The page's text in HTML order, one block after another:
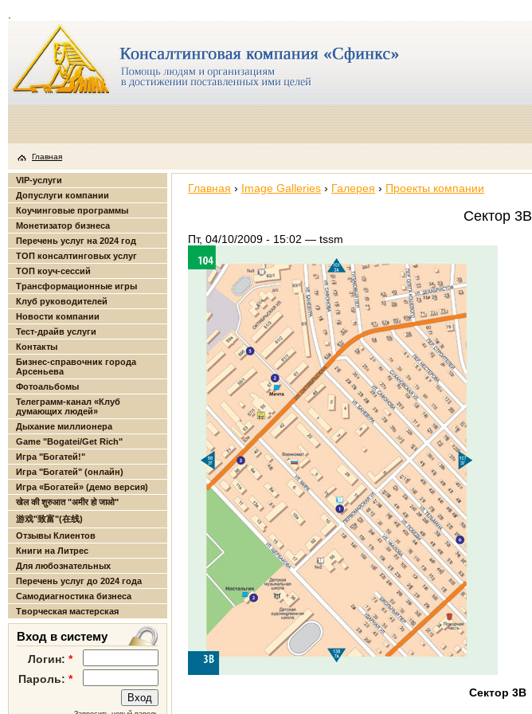
Главная
VIP-услуги
Допуслуги компании
Коучинговые программы
Монетизатор бизнеса
Перечень услуг на 2024 год
ТОП консалтинговых услуг
ТОП коуч-сессий
Трансформационные игры
Клуб руководителей
Новости компании
Тест-драйв услуги
Контакты
Бизнес-справочник города
Арсеньева
Фотоальбомы
Телеграмм-канал «Клуб
думающих людей»
Дыхание миллионера
Game "Bogatei/Get Rich"
Игра "Богатей!"
Игра "Богатей" (онлайн)
Игра «Богатей» (демо версия)
खेल की शुरुआत "अमीर हो जाओ"
游戏"致富"(在线)
Отзывы Клиентов
Книги на Литрес
Для любознательных
Перечень услуг до 2024 года
Самодиагностика бизнеса
Творческая мастерская
Вход в систему
Логин: *
Пароль: *
Главная › Image Galleries › Галерея › Проекты компании
Сектор 3В
Пт, 04/10/2009 - 15:02 — tssm
Сектор 3В